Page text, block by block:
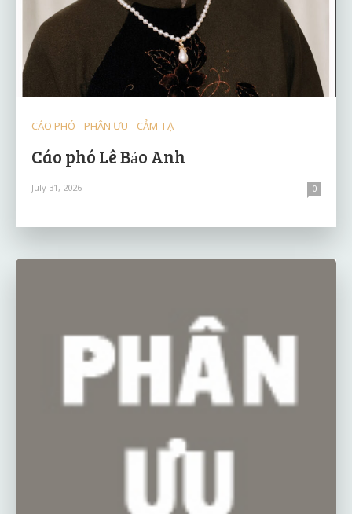
CÁO PHÓ - PHÂN ƯU - CẢM TẠ
Cáo phó Lê Bảo Anh
July 31, 2026 0